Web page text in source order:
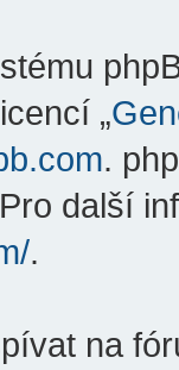
„
.
další
.
na